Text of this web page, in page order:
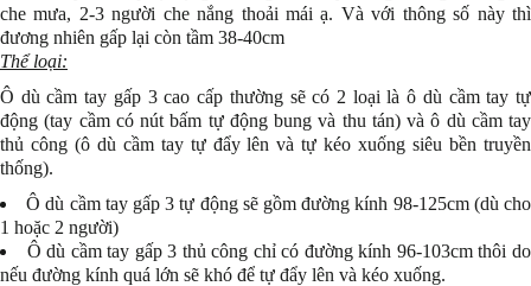
che mưa, 2-3 người che nắng thoải mái ạ. Và với thông số này thì
đương nhiên gấp lại còn tầm 38-40cm
Thể loại:
Ô dù cầm tay gấp 3 cao cấp thường sẽ có 2 loại là ô dù cầm tay tự
động (tay cầm có nút bấm tự động bung và thu tán) và ô dù cầm tay
thủ công (ô dù cầm tay tự đẩy lên và tự kéo xuống siêu bền truyền
thống).
Ô dù cầm tay gấp 3 tự động sẽ gồm đường kính 98-125cm (dù cho
1 hoặc 2 người)
Ô dù cầm tay gấp 3 thủ công chỉ có đường kính 96-103cm thôi do
nếu đường kính quá lớn sẽ khó để tự đẩy lên và kéo xuống.